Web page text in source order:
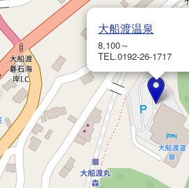
大船渡温泉
8,100～
TEL.0192-26-1717